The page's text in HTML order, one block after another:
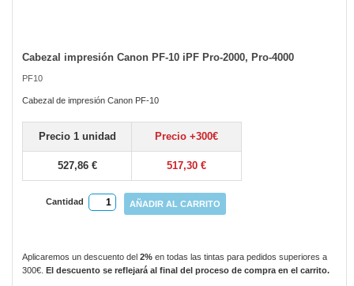
Cabezal impresión Canon PF-10 iPF Pro-2000, Pro-4000
PF10
Cabezal de impresión Canon PF-10
Precio 1 unidad Precio +300€
527,86 € 517,30 €
Cantidad AÑADIR AL CARRITO
Aplicaremos un descuento del 2% en todas las tintas para pedidos superiores a
300€.
El descuento se reflejará al final del proceso de compra en el carrito.
Skip
the
beginning
the
images
gallery